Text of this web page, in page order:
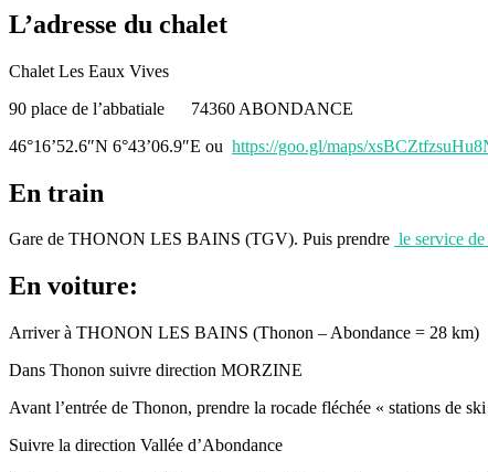
L’adresse du chalet
Chalet Les Eaux Vives
90 place de l’abbatiale 74360 ABONDANCE
46°16’52.6″N 6°43’06.9″E ou https://goo.gl/maps/
En train
Gare de THONON LES BAINS (TGV). Puis prendre le service
En voiture:
Arriver à THONON LES BAINS (Thonon – Abondance = 28 km)
Dans Thonon suivre direction MORZINE
Avant l’entrée de Thonon, prendre la rocade fléchée « stations de
Suivre la direction Vallée d’Abondance